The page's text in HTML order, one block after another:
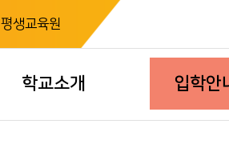
평생교육원
학교소개 입학안